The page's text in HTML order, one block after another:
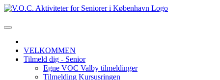
VELKOMMEN
Tilmeld dig - Senior
Egne VOC Valby tilmeldinger
Tilmelding Kursusringen